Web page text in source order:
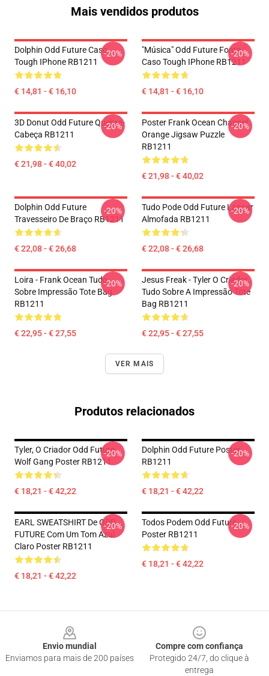
Mais vendidos produtos
Dolphin Odd Future Caso
Tough IPhone RB1211
€ 14,81 - € 16,10
-20%
"Música" Odd Future Fonte
Caso Tough IPhone RB1211
€ 14,81 - € 16,10
-20%
3D Donut Odd Future Quebra-
Cabeça RB1211
€ 21,98 - € 40,02
-20%
Poster Frank Ocean Channel
Orange Jigsaw Puzzle
RB1211
€ 21,98 - € 40,02
-20%
Dolphin Odd Future
Travesseiro De Braço RB1211
€ 22,08 - € 26,68
-20%
Tudo Pode Odd Future Lançar
Almofada RB1211
€ 22,08 - € 26,68
-20%
Loira - Frank Ocean Tudo
Sobre Impressão Tote Bag
RB1211
€ 22,95 - € 27,55
-20%
Jesus Freak - Tyler O Criador
Tudo Sobre A Impressão Tote
Bag RB1211
€ 22,95 - € 27,55
-20%
VER MAIS
Produtos relacionados
Tyler, O Criador Odd Future
Wolf Gang Poster RB1211
€ 18,21 - € 42,22
-20%
Dolphin Odd Future Poster
RB1211
€ 18,21 - € 42,22
-20%
EARL SWEATSHIRT De ODD
FUTURE Com Um Tom Azul
Claro Poster RB1211
€ 18,21 - € 42,22
-20%
Todos Podem Odd Future
Poster RB1211
€ 18,21 - € 42,22
-20%
Envio mundial
Enviamos para mais de 200 países
Compre com confiança
Protegido 24/7, do clique à
entrega